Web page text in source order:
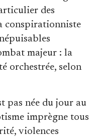
des
conspirationniste
majeur : la
orchestrée, selon
pas née du jour au
imprègne tous
violences